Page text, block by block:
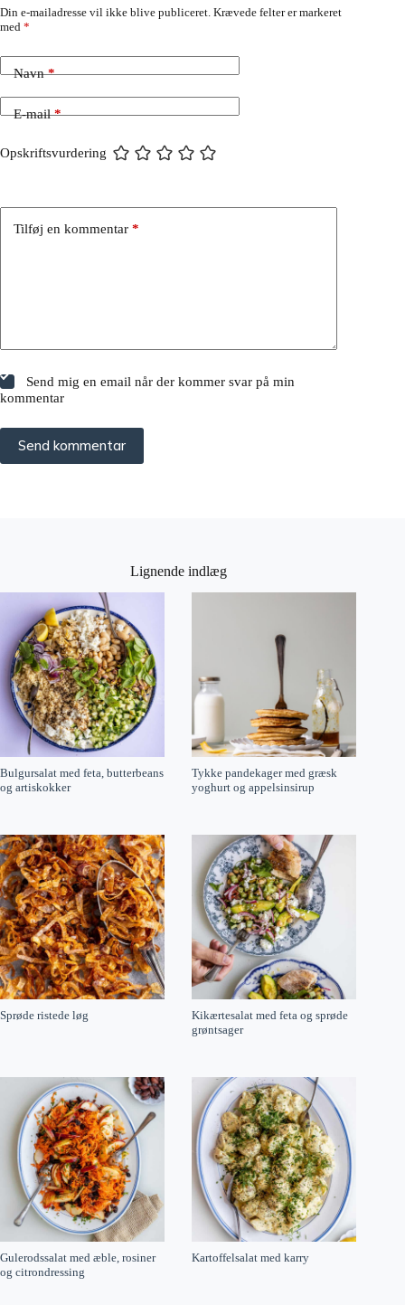
Din e-mailadresse vil ikke blive publiceret. Krævede felter er markeret
med *
Navn*
E-mail*
Opskriftsvurdering
Tilføj en kommentar *
Send mig en email når der kommer svar på min
kommentar
Send kommentar
Lignende indlæg
Bulgursalat med feta, butterbeans
og artiskokker
Tykke pandekager med græsk
yoghurt og appelsinsirup
Sprøde ristede løg
Kikærtesalat med feta og sprøde
grøntsager
Gulerodssalat med æble, rosiner
og citrondressing
Kartoffelsalat med karry